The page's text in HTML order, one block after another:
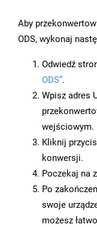
Aby
ODS, wykonaj
Odwiedź
ODS”.
Wpisz adres
wejściowym.
Kliknij
konwersji.
Poczekaj na
Po
swoje
możesz